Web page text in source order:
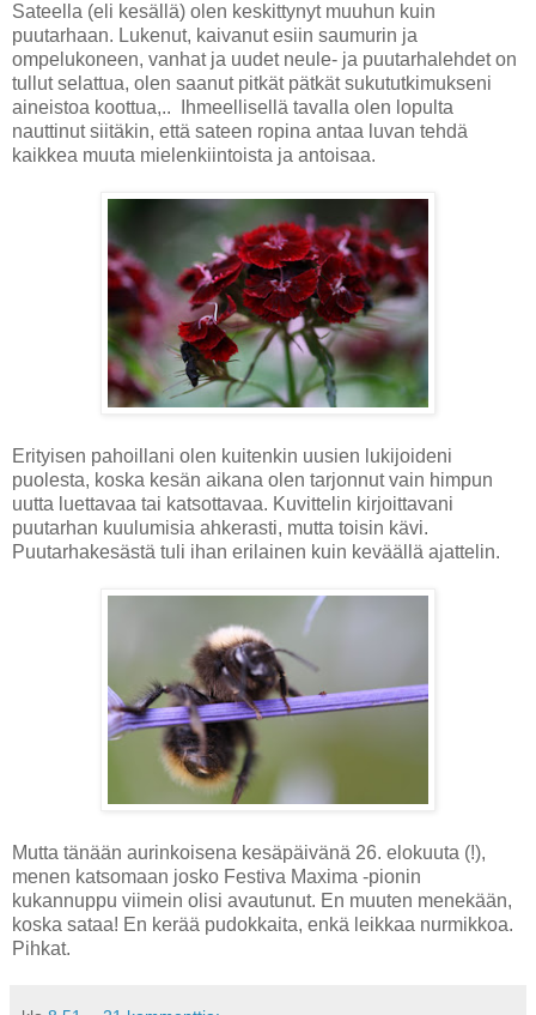
Sateella (eli kesällä) olen keskittynyt muuhun kuin
puutarhaan. Lukenut, kaivanut esiin saumurin ja
ompelukoneen, vanhat ja uudet neule- ja puutarhalehdet on
tullut selattua, olen saanut pitkät pätkät sukututkimukseni
aineistoa koottua,..
Ihmeellisellä tavalla olen lopulta
nauttinut siitäkin, että sateen ropina antaa luvan tehdä
kaikkea muuta mielenkiintoista ja antoisaa.
Erityisen pahoillani olen kuitenkin uusien lukijoideni
puolesta, koska kesän aikana olen tarjonnut vain himpun
uutta luettavaa tai katsottavaa. Kuvittelin kirjoittavani
puutarhan kuulumisia ahkerasti, mutta toisin kävi.
Puutarhakesästä tuli ihan erilainen kuin keväällä ajattelin.
Mutta tänään aurinkoisena kesäpäivänä 26. elokuuta (!),
menen katsomaan josko Festiva Maxima -pionin
kukannuppu viimein olisi avautunut. En muuten menekään,
koska sataa! En kerää pudokkaita, enkä leikkaa nurmikkoa.
Pihkat.